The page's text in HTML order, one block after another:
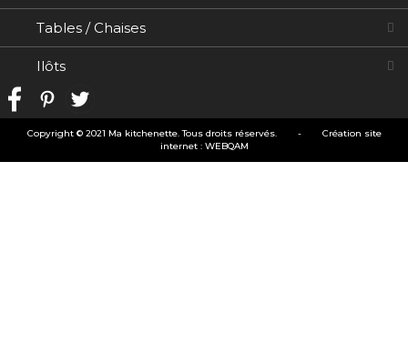
Tables / Chaises
Ilôts
Copyright © 2021 Ma kitchenette. Tous droits réservés. -
Création site
internet: WEBQAM